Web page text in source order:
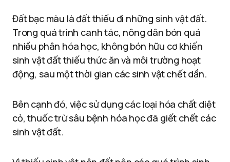
Đất bạc màu là đất thiếu đi những sinh vật đất.
Trong quá trình canh tác, nông dân bón quá
nhiều phân hóa học, không bón hữu cơ khiến
sinh vật đất thiếu thức ăn và môi trường hoạt
động, sau một thời gian các sinh vật chết dần.
Bên cạnh đó, việc sử dụng các loại hóa chất diệt
cỏ, thuốc trừ sâu bệnh hóa học đã giết chết các
sinh vật đất.